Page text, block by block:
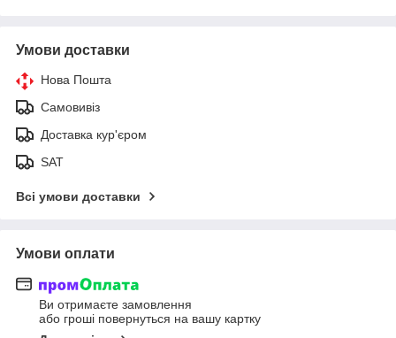
Умови доставки
Нова Пошта
Самовивіз
Доставка кур'єром
SAT
Всі умови доставки
Умови оплати
Ви отримаєте замовлення
або гроші повернуться на вашу картку